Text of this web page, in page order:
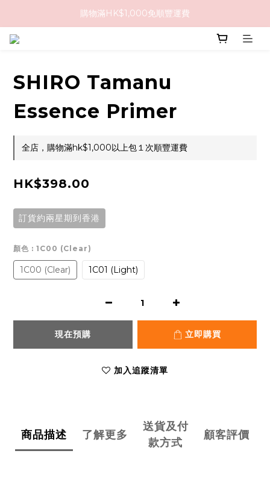
購物滿HK$1,000免順豐運費
購物滿HK$1,000免順豐運費
SHIRO Tamanu
Essence Primer
全店，購物滿hk$1,000以上包１次順豐運費
HK$398.00
訂貨約兩星期到香港
顏色 : 1C00 (Clear)
1C00 (Clear) 1C01 (Light)
現在預購 立即購買
加入追蹤清單
商品描述 了解更多
送貨及付
款方式
顧客評價